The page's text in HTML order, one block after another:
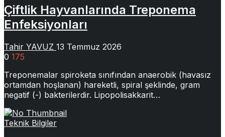
Çiftlik Hayvanlarında Treponema
Enfeksiyonları
Tahir YAVUZ 13 Temmuz 2026
0 175
Treponemalar spiroketa sınıfından anaerobik (havasız
ortamdan hoşlanan) hareketli, spiral şeklinde, gram
negatif (-) bakterilerdir. Lipopolisakkarit…
Teknik Bilgiler